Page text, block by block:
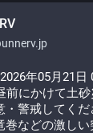
年05月21日
前にかけて土
・警戒してく
巻などの激し